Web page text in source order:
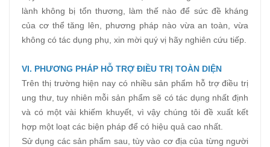
lành không bị tổn thương, làm thế nào để sức đề kháng
của cơ thể tăng lên, phương pháp nào vừa an toàn, vừa
không có tác dụng phụ, xin mời quý vị hãy nghiên cứu tiếp.
VI. PHƯƠNG PHÁP HỖ TRỢ ĐIỀU TRỊ TOÀN DIỆN
Trên thị trường hiện nay có nhiều sản phẩm hỗ trợ điều trị
ung thư, tuy nhiên mỗi sản phẩm sẽ có tác dụng nhất định
và có một vài khiếm khuyết, vì vậy chúng tôi đề xuất kết
hợp một loạt các biện pháp để có hiệu quả cao nhất.
Sử dụng các sản phẩm sau, tùy vào cơ địa của từng người